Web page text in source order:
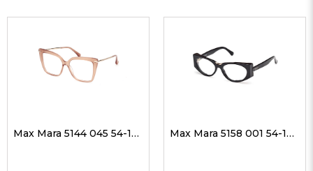
Max Mara 5144 045 54-15 Kadın Optik Gözlükler Max Mara 5158 001 54-16 Kadın Optik Gözlükler